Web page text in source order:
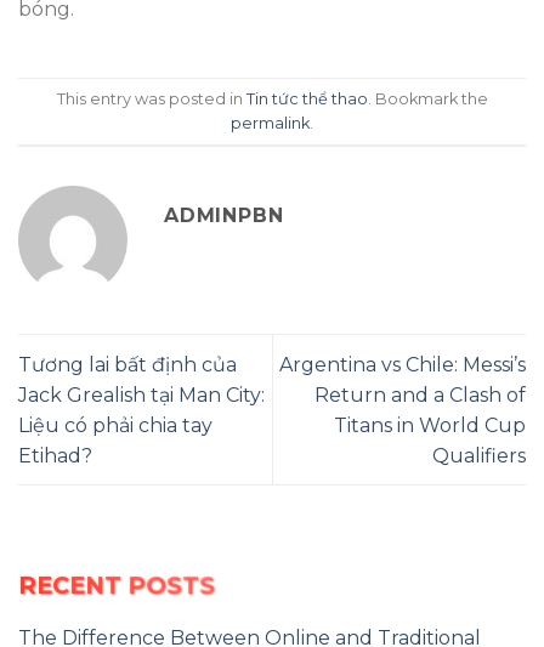
bóng.
This entry was posted in Tin tức thể thao . Bookmark the
permalink
ADMINPBN
Tương lai bất định của
Jack Grealish tại Man City:
Liệu có phải chia tay
Etihad?
Argentina vs Chile: Messi’s
Return and a Clash of
Titans in World Cup
Qualifiers
RECENT POSTS
The Difference Between Online and Traditional